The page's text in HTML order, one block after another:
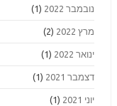
נובמבר 2022 (1)
מרץ 2022 (2)
ינואר 2022 (1)
דצמבר 2021 (1)
יוני 2021 (1)